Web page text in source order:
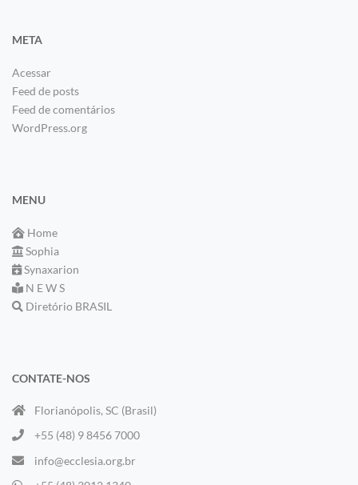
META
Acessar
Feed de posts
Feed de comentários
WordPress.org
MENU
Home
Sophia
Synaxarion
N E W S
Diretório BRASIL
CONTATE-NOS
Florianópolis, SC (Brasil)
+55 (48) 9 8456 7000
info@ecclesia.org.br